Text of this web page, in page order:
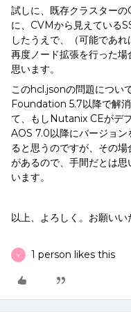
試しに、既存クラスター
に、CVMから見えている
したうえで、（可能であれ
再度ノード拡張を行った
思います。
このhcl.jsonの問題につい
Foundation 5.7以降で解
て、もしNutanix CEがデ
AOS 7.0以降にバージョン
ると思うのですが、その
があるので、手間だとは
います。
以上、よろしく。お願いい
Y 1 person likes this